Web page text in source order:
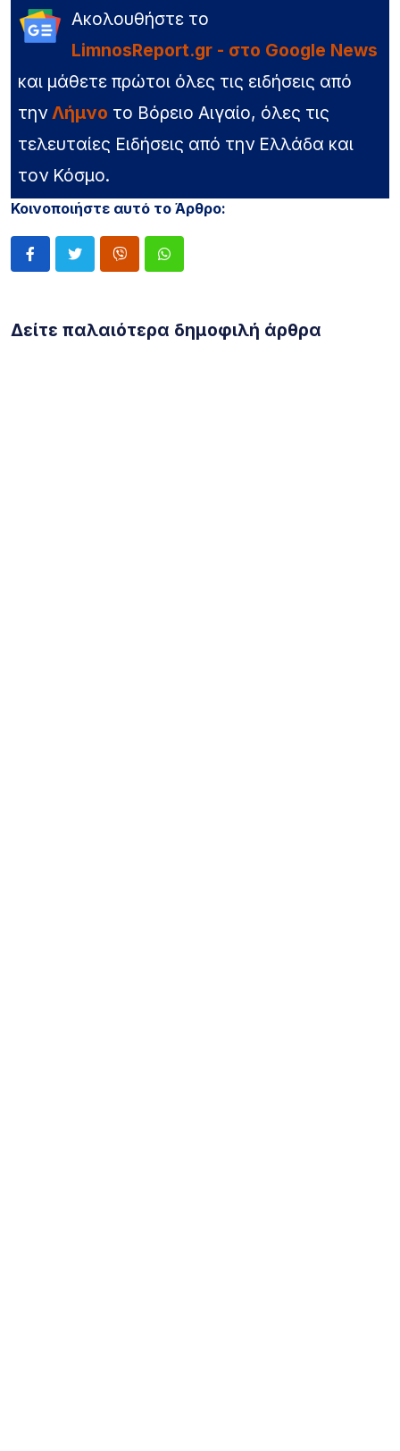
Ακολουθήστε το
LimnosReport.gr - στο Google News
και μάθετε πρώτοι όλες τις ειδήσεις από
την Λήμνο το Βόρειο Αιγαίο, όλες τις
τελευταίες Ειδήσεις από την Ελλάδα και
τον Κόσμο.
Κοινοποιήστε αυτό το Άρθρο:
Δείτε παλαιότερα δημοφιλή άρθρα